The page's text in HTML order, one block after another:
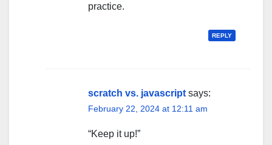
practice.
REPLY
scratch vs. javascript says:
February 22, 2024 at 12:11 am
“Keep it up!”